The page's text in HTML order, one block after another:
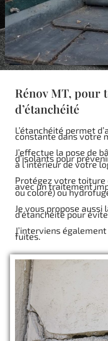
Rénov MT, pour
d’étanchéité
L’étanchéité permet
constante dans votre
J’effectue la pose de
d’isolants pour
à l’intérieur de votre
Protégez votre
avec un traitement
ou coloré) ou
Je vous propose aussi
d’étanchéité pour
J’interviens
fuites.